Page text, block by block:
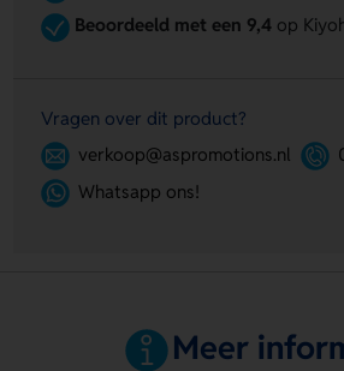
Beoordeeld met een 9,4op
Vragen over dit product?
verkoop@aspromotions.nl
Whatsapp ons!
Meer